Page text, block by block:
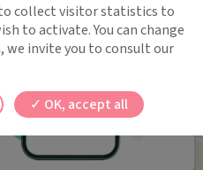
to collect visitor statistics to
to activate. You can change
we invite you to consult our
OK, accept all